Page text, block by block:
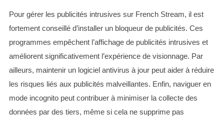
Pour gérer les publicités intrusives sur French Stream, il est
fortement conseillé d’installer un bloqueur de publicités. Ces
programmes empêchent l’affichage de publicités intrusives et
améliorent significativement l’expérience de visionnage. Par
ailleurs, maintenir un logiciel antivirus à jour peut aider à réduire
les risques liés aux publicités malveillantes. Enfin, naviguer en
mode incognito peut contribuer à minimiser la collecte des
données par des tiers, même si cela ne supprime pas